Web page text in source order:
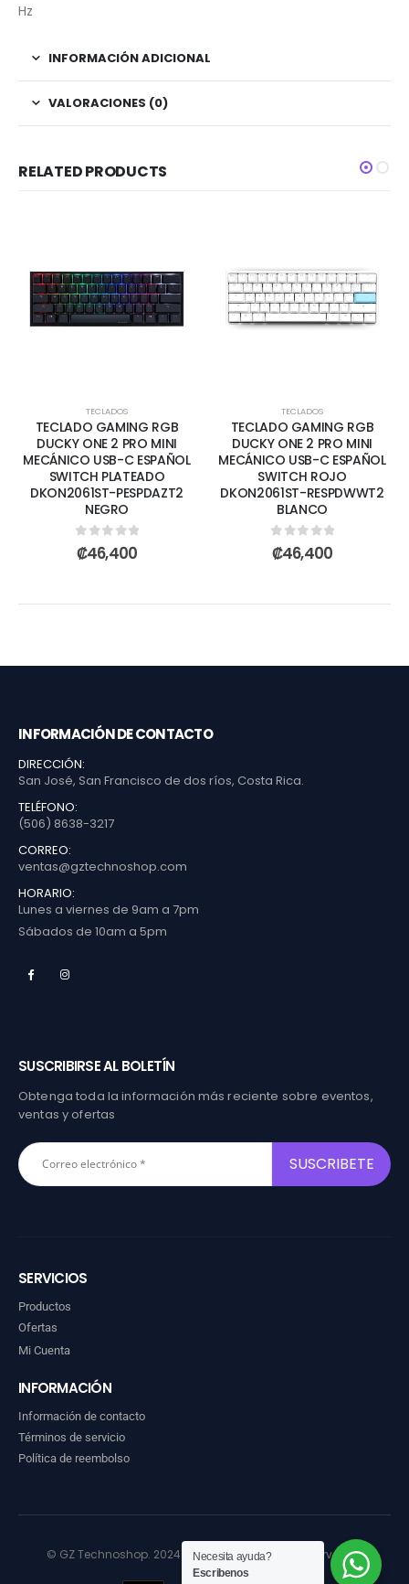
Hz
INFORMACIÓN ADICIONAL
VALORACIONES (0)
RELATED PRODUCTS
TECLADOS
TECLADO GAMING RGB
DUCKY ONE 2 PRO MINI
MECÁNICO USB-C ESPAÑOL
SWITCH PLATEADO
DKON2061ST-PESPDAZT2
NEGRO
0out of 5
₡46,400
TECLADOS
TECLADO GAMING RGB
DUCKY ONE 2 PRO MINI
MECÁNICO USB-C ESPAÑOL
SWITCH ROJO
DKON2061ST-RESPDWWT2
BLANCO
0out of 5
₡46,400
INFORMACIÓN DE CONTACTO
DIRECCIÓN:
San José, San Francisco de dos ríos, Costa Rica.
TELÉFONO:
(506) 8638-3217
CORREO:
ventas@gztechnoshop.com
HORARIO:
Lunes a viernes de 9am a 7pm
Sábados de 10am a 5pm
SUSCRIBIRSE AL BOLETÍN
Obtenga toda la información más reciente sobre eventos,
ventas y ofertas
SERVICIOS
Productos
Ofertas
Mi Cuenta
INFORMACIÓN
Información de contacto
Términos de servicio
Política de reembolso
© GZ Technoshop. 2024. Todos los derechos reservados
Necesita ayuda?
Escribenos